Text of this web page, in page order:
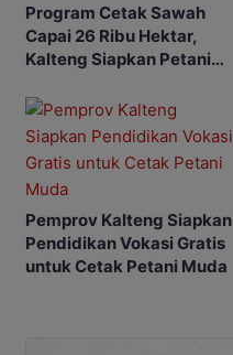
Program Cetak Sawah
Capai 26 Ribu Hektar,
Kalteng Siapkan Petani
Pemprov Kalteng Siapkan
Pendidikan Vokasi Gratis
untuk Cetak Petani Muda